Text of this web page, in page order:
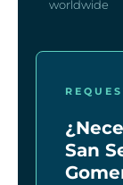
worldwide
San